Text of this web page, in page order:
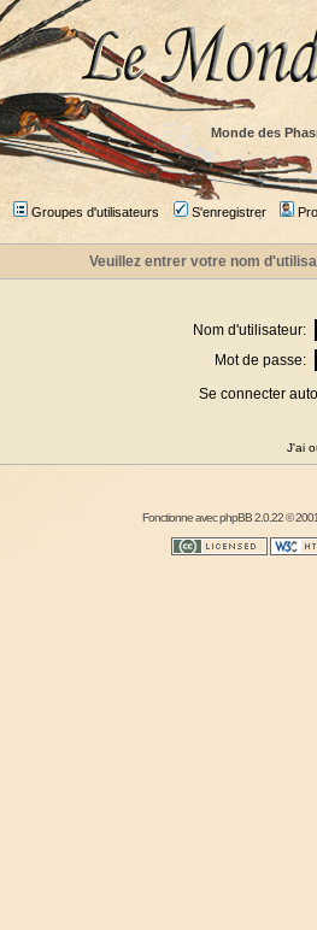
Monde des
Groupes d'utilisateurs S'enregistrer
Veuillez entrer votre nom
Nom d'utilisateur:
Mot de passe:
Se connecter
J'ai
Fonctionne avecphpBB2.0.22 ©